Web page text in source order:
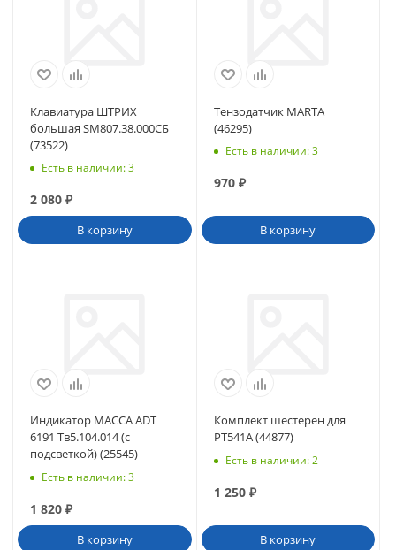
Клавиатура ШТРИХ
большая SM807.38.000СБ
(73522)
Есть в наличии: 3
2 080 ₽
В корзину
Тензодатчик MARTA
(46295)
Есть в наличии: 3
970₽
В корзину
Индикатор МАССА ADT
6191 Тв5.104.014 (с
подсветкой) (25545)
Есть в наличии: 3
1 820 ₽
В корзину
Комплект шестерен для
PT541A (44877)
Есть в наличии: 2
1 250₽
В корзину